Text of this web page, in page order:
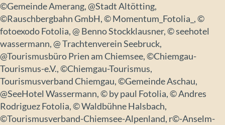
©Gemeinde Amerang, @Stadt Altötting,
©Rauschbergbahn GmbH, © Momentum_Fotolia_, ©
fotoexodo Fotolia, @ Benno Stockklausner, © seehotel
wassermann, @ Trachtenverein Seebruck,
@Tourismusbüro Prien am Chiemsee, ©Chiemgau-
Tourismus-e.V., ©Chiemgau-Tourismus,
Tourismusverband Chiemgau, ©Gemeinde Aschau,
@SeeHotel Wassermann, © by paul Fotolia, © Andres
Rodriguez Fotolia, © Waldbühne Halsbach,
©Tourismusverband-Chiemsee-Alpenland, r©-Anselm-